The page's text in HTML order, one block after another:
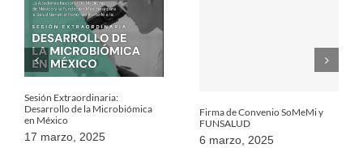
Sesión Extraordinaria:
Desarrollo de la Microbiómica
en México
17 marzo, 2025
Firma de Convenio SoMeMi y
FUNSALUD
6 marzo, 2025